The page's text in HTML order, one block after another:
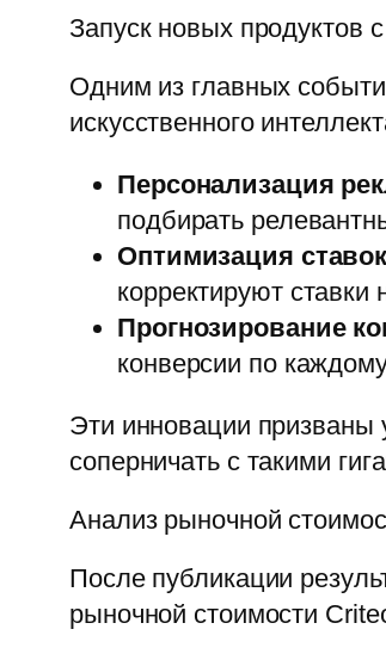
Запуск новых продуктов
Одним из главных
искусственного
Персонализация
подбирать
Оптимизация
корректируют
Прогнозирование
конверсии по
Эти инновации призваны
соперничать с такими
Анализ рыночной
После публикации
рыночной стоимости